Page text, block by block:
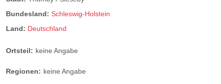
Bundesland: Schleswig-Holstein
Land: Deutschland
Ortsteil: keine Angabe
Regionen: keine Angabe